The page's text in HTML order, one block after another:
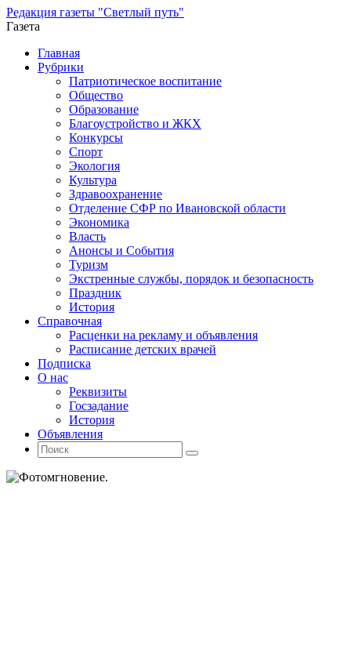
Редакция газеты "Светлый путь"
Газета
Промотать
содержимому
Главная
Рубрики
Патриотическое воспитание
Общество
Образование
Благоустройство и ЖКХ
Конкурсы
Спорт
Экология
Культура
Здравоохранение
Отделение СФР по Ивановской области
Экономика
Власть
Анонсы и События
Туризм
Экстренные службы, порядок и безопасность
Праздник
История
Справочная
Расценки на рекламу и объявления
Расписание детских врачей
Подписка
О нас
Реквизиты
Госзадание
История
Объявления
Поиск
Искать:
Поиск